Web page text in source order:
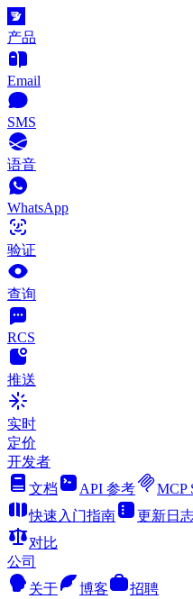
产品
Email
SMS
语音
WhatsApp
验证
查询
RCS
推送
实时
定价
开发者
文档
API 参考 MCP
快速入门指南
更新日
对比
公司
关于
博客
招聘